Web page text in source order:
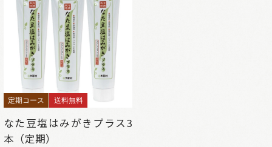
定期コース 送料無料
なた豆塩はみがきプラス3
本（定期）